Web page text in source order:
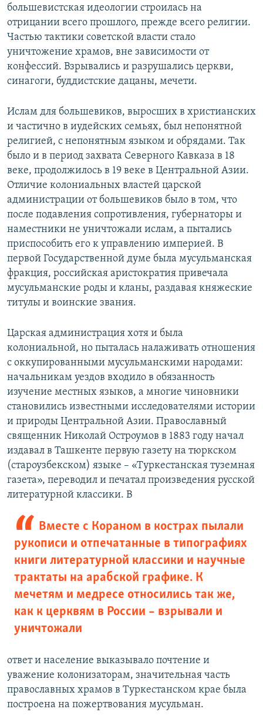
большевистская идеологии строилась на
отрицании всего прошлого, прежде всего религии.
Частью тактики советской власти стало
уничтожение храмов, вне зависимости от
конфессий. Взрывались и разрушались церкви,
синагоги, буддистские дацаны, мечети.
Ислам для большевиков, выросших в христианских
и частично в иудейских семьях, был непонятной
религией, с непонятным языком и обрядами. Так
было и в период захвата Северного Кавказа в 18
веке, продолжилось в 19 веке в Центральной Азии.
Отличие колониальных властей царской
администрации от большевиков было в том, что
после подавления сопротивления, губернаторы и
наместники не уничтожали ислам, а пытались
приспособить его к управлению империей. В
первой Государственной думе была мусульманская
фракция, российская аристократия привечала
мусульманские роды и кланы, раздавая княжеские
титулы и воинские звания.
Царская администрация хотя и была
колониальной, но пыталась налаживать отношения
с оккупированными мусульманскими народами:
начальникам уездов входило в обязанность
изучение местных языков, а многие чиновники
становились известными исследователями истории
и природы Центральной Азии. Православный
священник Николай Остроумов в 1883 году начал
издавал в Ташкенте первую газету на тюркском
(староузбекском) языке – «Туркестанская туземная
газета», переводил и печатал произведения русской
литературной классики. В
Вместе с Кораном в кострах пылали
рукописи и отпечатанные в типографиях
книги литературной классики и научные
трактаты на арабской графике. К
мечетям и медресе относились так же,
как к церквям в России – взрывали и
уничтожали
ответ и население выказывало почтение и
уважение колонизаторам, значительная часть
православных храмов в Туркестанском крае была
построена на пожертвования мусульман.